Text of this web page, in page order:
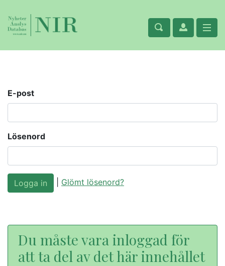
E-post
Lösenord
Glömt lösenord?
Du måste vara inloggad för
att ta del av det här innehållet